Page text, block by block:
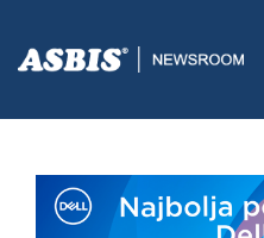
ASBIS.BA> AKCIJE> DELL